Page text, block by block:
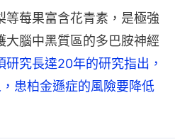
等莓果富含花青素，是極強
大腦中黑質區的多巴胺神經
研究長達20年的研究指出，
患柏金遜症的風險要降低